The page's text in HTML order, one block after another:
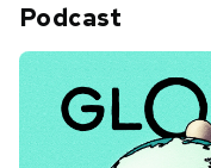
Podcast